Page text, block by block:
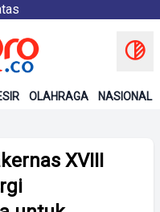
OLAHRAGA NASIONAL
XVIII